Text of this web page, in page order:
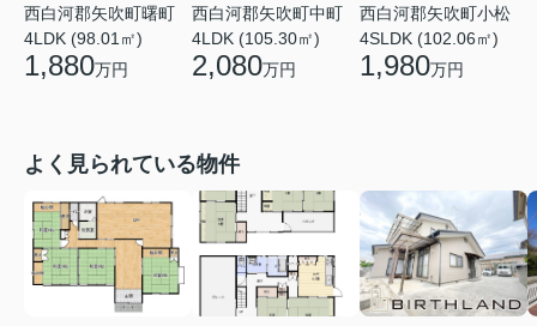
西白河郡矢吹町曙町
4LDK (98.01㎡)
1,880万円
西白河郡矢吹町中町
4LDK (105.30㎡)
2,080万円
西白河郡矢吹町小松
4SLDK (102.06㎡)
1,980万円
よく見られている物件